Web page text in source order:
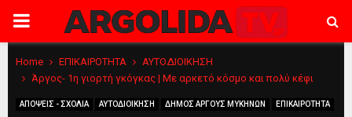
PRIMARY
MENU
Home ΕΠΙΚΑΙΡΟΤΗΤΑ
ΑΥΤΟΔΙΟΙΚΗΣΗ
Άργος- 1η γιορτή γκόγκας | Με αρκετό κόσμο και πολύ κέφι
ΑΠΟΨΕΙΣ - ΣΧΟΛΙΑ ΑΥΤΟΔΙΟΙΚΗΣΗ ΔΗΜΟΣ ΑΡΓΟΥΣ ΜΥΚΗΝΩΝ ΕΠΙΚΑΙΡΟΤΗΤΑ